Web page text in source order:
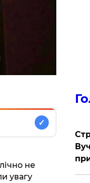
✓
не
увагу